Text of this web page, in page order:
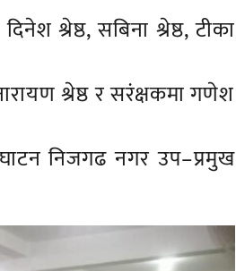
श्रेष्ठ, सबिना श्रेष्ठ, टीका
श्रेष्ठ र सरंक्षकमा गणेश
निजगढ नगर उप–प्रमुख